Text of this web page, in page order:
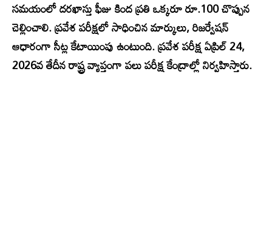
సమయంలో దరఖాస్తు ఫీజు కింద ప్రతి ఒక్కరూ రూ.100 చొప్పున
చెల్లించాలి. ప్రవేశ పరీక్షలో సాధించిన మార్కులు, రిజర్వేషన్
ఆధారంగా సీట్ల కేటాయింపు ఉంటుంది. ప్రవేశ పరీక్ష ఏప్రిల్ 24,
2026వ తేదీన రాష్ట్ర వ్యాప్తంగా పలు పరీక్ష కేంద్రాల్లో నిర్వహిస్తారు.